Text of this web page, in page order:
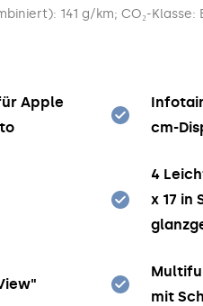
141 g/km; CO₂-Klasse:
Apple
cm-
4
x 17 in
mit